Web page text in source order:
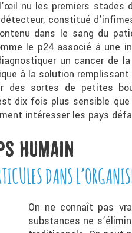
nu les premiers stades
constitué
dans le sang du
le p24 associé à une
un cancer de
à la solution
des sortes de petites
dix fois plus sensible
intéresser les pays
HUMAIN
DANS
On ne connaît pas
substances ne